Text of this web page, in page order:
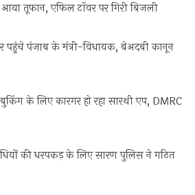
तूफान, एफिल टॉवर पर गिरी बिजली
पंजाब के मंत्री-विधायक, बेअदबी कानून
बुकिंग के लिए कारगर हो रहा सारथी एप, DMRC
की धरपकड़ के लिए सारण पुलिस ने गठित